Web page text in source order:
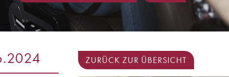
ZURÜCK ZUR ÜBERSICHT